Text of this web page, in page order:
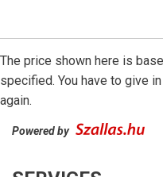
The price shown here is
specified. You have to give
again.
Powered by